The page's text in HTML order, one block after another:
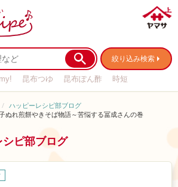
絞り込み検索
昆布つゆ 昆布ぽん酢
時短
ハッピーレシピ部ブログ
ぬれ煎餅やきそば物語～苦悩する冨成さんの巻
ピ部ブログ